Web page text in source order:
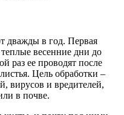
дважды в год. Первая
весенние дни до
раз ее проводят после
Цель обработки –
вирусов и вредителей,
в почве.